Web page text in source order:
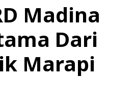
Madina
Dari
Marapi